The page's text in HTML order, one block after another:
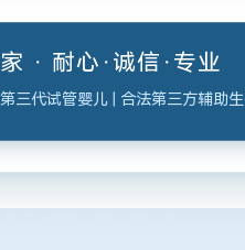
· 耐心·诚信·专业
三代试管婴儿 | 合法第三方辅助